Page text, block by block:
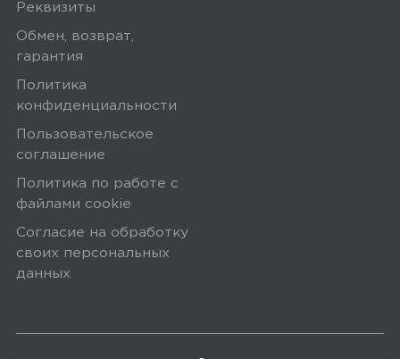
Реквизиты
Обмен, возврат,
гарантия
Политика
конфиденциальности
Пользовательское
соглашение
Политика по работе с
файлами сookie
Согласие на обработку
своих персональных
данных